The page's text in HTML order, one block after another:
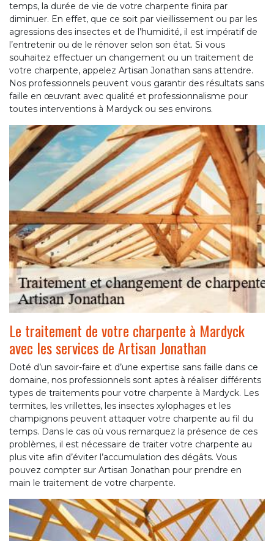
temps, la durée de vie de votre charpente finira par
diminuer. En effet, que ce soit par vieillissement ou par les
agressions des insectes et de l’humidité, il est impératif de
l’entretenir ou de le rénover selon son état. Si vous
souhaitez effectuer un changement ou un traitement de
votre charpente, appelez Artisan Jonathan sans attendre.
Nos professionnels peuvent vous garantir des résultats sans
faille en œuvrant avec qualité et professionnalisme pour
toutes interventions à Mardyck ou ses environs.
Le traitement de votre charpente à Mardyck
avec les services de Artisan Jonathan
Doté d’un savoir-faire et d’une expertise sans faille dans ce
domaine, nos professionnels sont aptes à réaliser différents
types de traitements pour votre charpente à Mardyck. Les
termites, les vrillettes, les insectes xylophages et les
champignons peuvent attaquer votre charpente au fil du
temps. Dans le cas où vous remarquez la présence de ces
problèmes, il est nécessaire de traiter votre charpente au
plus vite afin d’éviter l’accumulation des dégâts. Vous
pouvez compter sur Artisan Jonathan pour prendre en
main le traitement de votre charpente.